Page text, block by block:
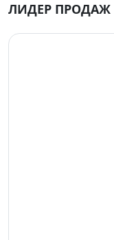
ЛИДЕР ПРОДАЖ